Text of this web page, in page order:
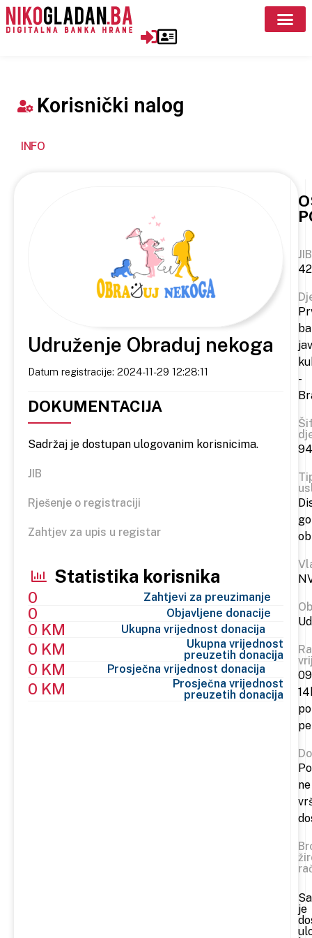
Korisnički nalog
INFO
Udruženje Obraduj nekoga
Datum registracije: 2024-11-29 12:28:11
DOKUMENTACIJA
Sadržaj je dostupan ulogovanim korisnicima.
JIB
Rješenje o registraciji
Zahtjev za upis u registar
Statistika korisnika
0 Zahtjevi za preuzimanje
0 Objavljene donacije
0 KM Ukupna vrijednost donacija
0 KM
Ukupna vrijednost
preuzetih donacija
0 KM Prosječna vrijednost donacija
0 KM
Prosječna vrijednost
preuzetih donacija
JIB
-
ne
je